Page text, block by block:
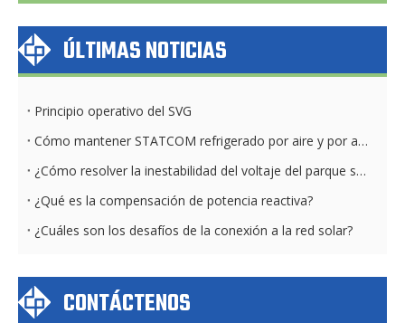
ÚLTIMAS NOTICIAS
Principio operativo del SVG
Cómo mantener STATCOM refrigerado por aire y por agua diariamente
¿Cómo resolver la inestabilidad del voltaje del parque solar?
¿Qué es la compensación de potencia reactiva?
¿Cuáles son los desafíos de la conexión a la red solar?
CONTÁCTENOS